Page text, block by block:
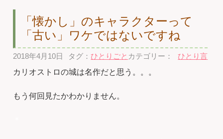
「懐かし」のキャラクターって
「古い」ワケではないですね
2018年4月10日 カテゴリー： ひとり言
タグ：ひとりごと
カリオストロの城は名作だと思う。。。
もう何回見たかわかりません。